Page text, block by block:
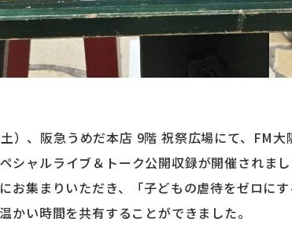
）、阪急うめだ本店 9階 祝祭広場にて、FM
シャルライブ＆トーク公開収録が開催されまし
お集まりいただき、「子どもの虐待をゼロに
かい時間を共有することができました。